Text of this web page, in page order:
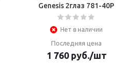
Genesis 2глаз 781-40Р
Нет в наличии
Последняя цена
1 760руб./шт